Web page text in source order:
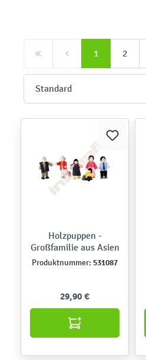
1 2
Holzpuppen -
Großfamilie aus Asien
Produktnummer: 531087
29,90 €